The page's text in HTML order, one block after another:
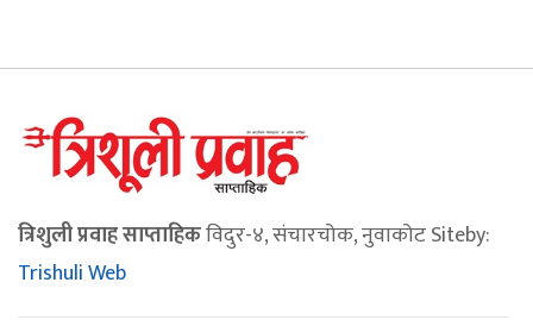
त्रिशुली प्रवाह साप्ताहिकविदुर-४, संचारचोक, नुवाकोट Siteby:
Trishuli Web